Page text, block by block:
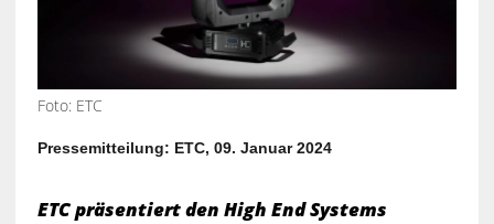
Foto: ETC
Pressemitteilung: ETC, 09. Januar 2024
ETC präsentiert den High End Systems